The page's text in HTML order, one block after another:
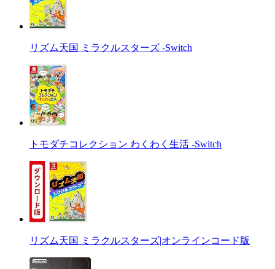
リズム天国 ミラクルスターズ -Switch
トモダチコレクション わくわく生活 -Switch
リズム天国 ミラクルスターズ|オンラインコード版